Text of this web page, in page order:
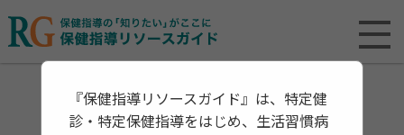
『保健指導リソースガイド』は、特定健
診・特定保健指導をはじめ、生活習慣病